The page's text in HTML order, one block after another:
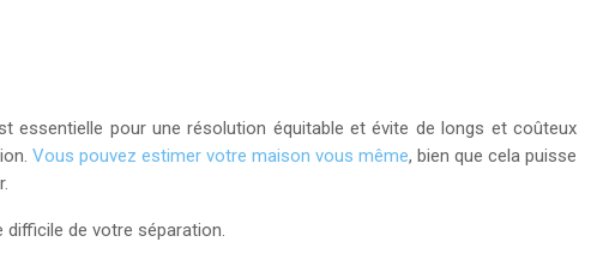
essentielle pour une résolution équitable et évite de longs et coûteux
Vous pouvez estimer votre maison vous même, bien que cela puisse
de votre séparation.